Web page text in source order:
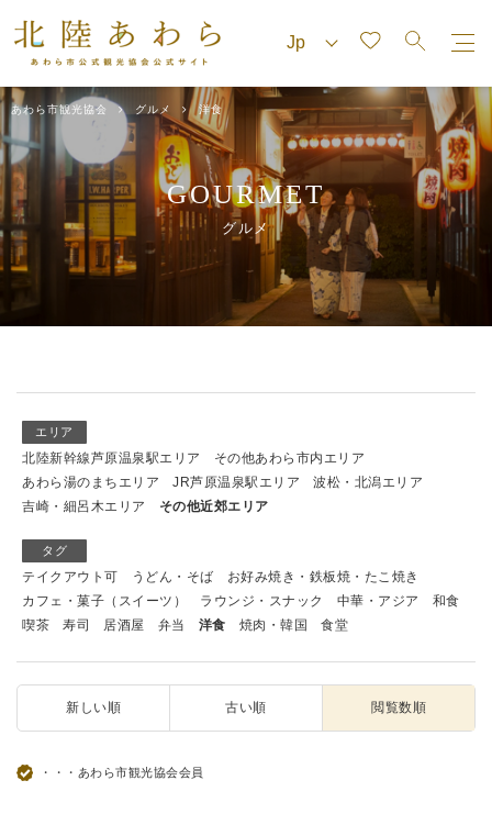
あわら市観光協会 グルメ 洋食
GOURMET
グルメ
エリア
北陸新幹線芦原温泉駅エリア
その他あわら市内エリア
あわら湯のまちエリア
JR芦原温泉駅エリア
波松・北潟エリア
吉崎・細呂木エリア
その他近郊エリア
タグ
テイクアウト可 うどん・そば
お好み焼き・鉄板焼・たこ焼き
カフェ・菓子（スイーツ）
ラウンジ・スナック 中華・アジア
和食
喫茶
寿司 居酒屋 弁当 洋食 焼肉・韓国 食堂
新しい順 古い順 閲覧数順
・・・あわら市観光協会会員